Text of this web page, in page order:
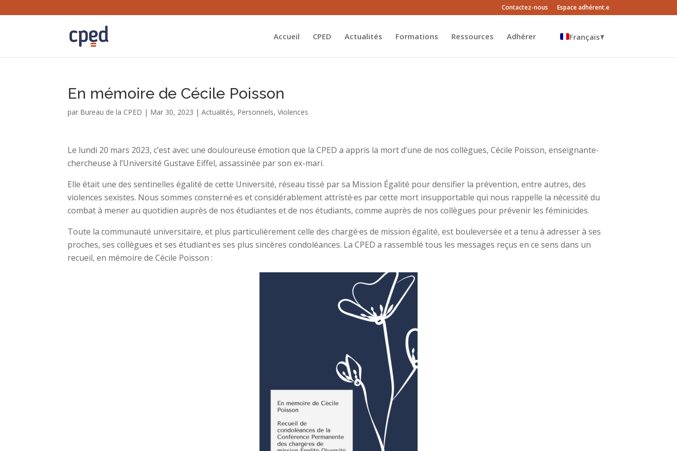
Contactez-nous Espace adhérent.e
Accueil CPED Actualités Formations Ressources Adhérer
Français
En mémoire de Cécile Poisson
par Bureau de la CPED | Mar 30, 2023 |Actualités, Personnels,Violences
Le lundi 20 mars 2023, c’est avec une douloureuse émotion que la CPED a appris la mort d’une de nos collègues, Cécile Poisson, enseignante-
chercheuse à l’Université Gustave Eiffel, assassinée par son ex-mari.
Elle était une des sentinelles égalité de cette Université, réseau tissé par sa Mission Égalité pour densifier la prévention, entre autres, des
violences sexistes. Nous sommes consterné·es et considérablement attristé·es par cette mort insupportable qui nous rappelle la nécessité du
combat à mener au quotidien auprès de nos étudiantes et de nos étudiants, comme auprès de nos collègues pour prévenir les féminicides.
Toute la communauté universitaire, et plus particulièrement celle des chargé·es de mission égalité, est bouleversée et a tenu à adresser à ses
proches, ses collègues et ses étudiant·es ses plus sincères condoléances. La CPED a rassemblé tous les messages reçus en ce sens dans un
recueil, en mémoire de Cécile Poisson :